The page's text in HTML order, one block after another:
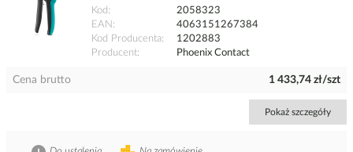
Kod
2058323
EAN
4063151267384
Kod Producenta
1202883
Producent
Phoenix Contact
Cena brutto 1 433,74 zł/szt
Pokaż szczegóły